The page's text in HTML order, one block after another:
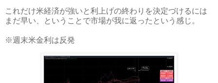
これだけ米経済が強いと利上げの終わりを決定づけるには
まだ早い、ということで市場が我に返ったという感じ。
※週末米金利は反発